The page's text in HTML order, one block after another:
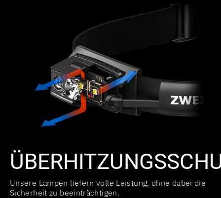
Unsere Lampen liefern volle Leistung, ohne dabei die
Sicherheit zu beeinträchtigen.